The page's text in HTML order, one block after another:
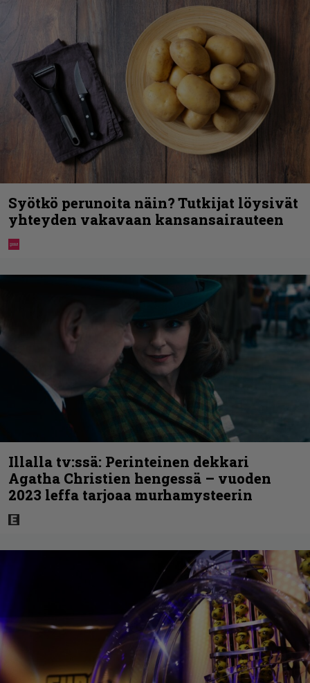
Syötkö perunoita näin? Tutkijat löysivät
yhteyden vakavaan kansansairauteen
Illalla tv:ssä: Perinteinen dekkari
Agatha Christien hengessä – vuoden
2023 leffa tarjoaa murhamysteerin